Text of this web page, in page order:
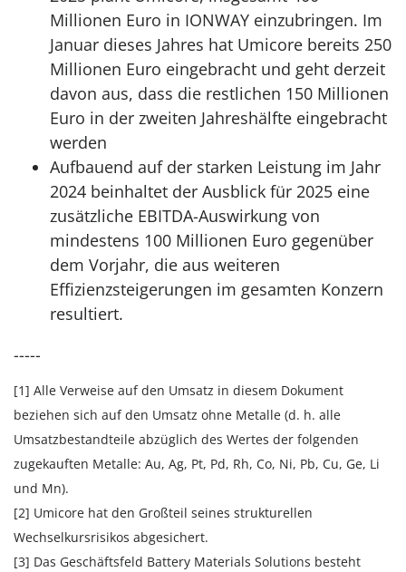
Millionen Euro in IONWAY einzubringen. Im
Januar dieses Jahres hat Umicore bereits 250
Millionen Euro eingebracht und geht derzeit
davon aus, dass die restlichen 150 Millionen
Euro in der zweiten Jahreshälfte eingebracht
werden
Aufbauend auf der starken Leistung im Jahr
2024 beinhaltet der Ausblick für 2025 eine
zusätzliche EBITDA-Auswirkung von
mindestens 100 Millionen Euro gegenüber
dem Vorjahr, die aus weiteren
Effizienzsteigerungen im gesamten Konzern
resultiert.
-----
[1] Alle Verweise auf den Umsatz in diesem Dokument
beziehen sich auf den Umsatz ohne Metalle (d. h. alle
Umsatzbestandteile abzüglich des Wertes der folgenden
zugekauften Metalle: Au, Ag, Pt, Pd, Rh, Co, Ni, Pb, Cu, Ge, Li
und Mn).
[2] Umicore hat den Großteil seines strukturellen
Wechselkursrisikos abgesichert.
[3] Das Geschäftsfeld Battery Materials Solutions besteht